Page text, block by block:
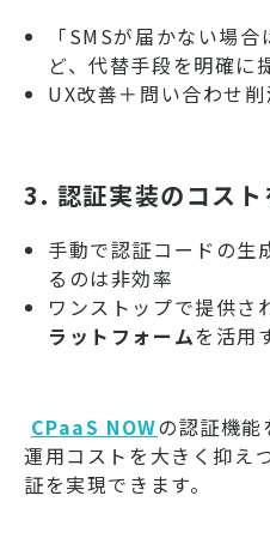
「SMSが届かない場
ど、代替手段を明確に
UX改善＋問い合わせ
3. 認証実装のコスト
手動で認証コードの生
るのは非効率
ワンストップで提供さ
ラットフォームを活用
CPaaS NOWの認証機能
運用コストを大きく抑え
証を実現できます。